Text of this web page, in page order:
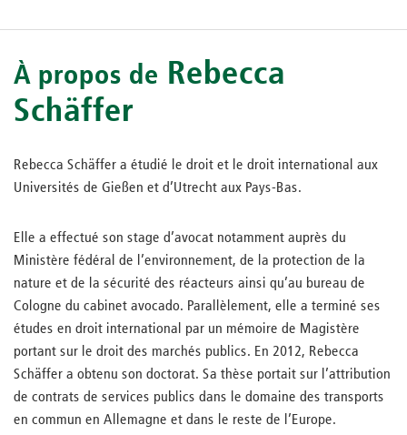
À propos de Rebecca
Schäffer
Rebecca Schäffer a étudié le droit et le droit international aux
Universités de Gießen et d’Utrecht aux Pays-Bas.
Elle a effectué son stage d’avocat notamment auprès du
Ministère fédéral de l’environnement, de la protection de la
nature et de la sécurité des réacteurs ainsi qu’au bureau de
Cologne du cabinet avocado. Parallèlement, elle a terminé ses
études en droit international par un mémoire de Magistère
portant sur le droit des marchés publics. En 2012, Rebecca
Schäffer a obtenu son doctorat. Sa thèse portait sur l’attribution
de contrats de services publics dans le domaine des transports
en commun en Allemagne et dans le reste de l’Europe.